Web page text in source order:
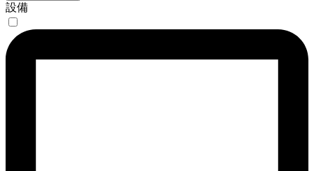
設備